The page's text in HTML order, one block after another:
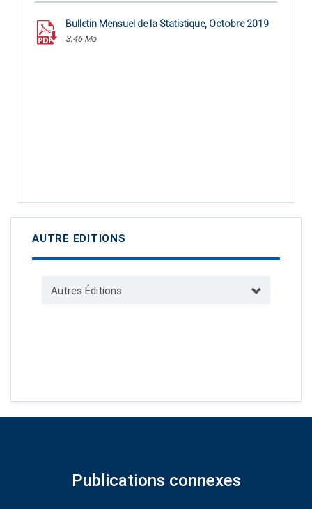
Bulletin Mensuel de la Statistique, Octobre 2019
3.46 Mo
AUTRE EDITIONS
Autres Éditions
Publications connexes